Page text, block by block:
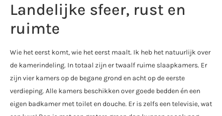
Landelijke sfeer, rust en
ruimte
Wie het eerst komt, wie het eerst maalt. Ik heb het natuurlijk over
de kamerindeling. In totaal zijn er twaalf ruime slaapkamers. Er
zijn vier kamers op de begane grond en acht op de eerste
verdieping. Alle kamers beschikken over goede bedden én een
eigen badkamer met toilet en douche. Er is zelfs een televisie, wat